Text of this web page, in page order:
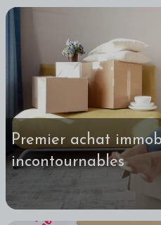
Premier achat
incontournables